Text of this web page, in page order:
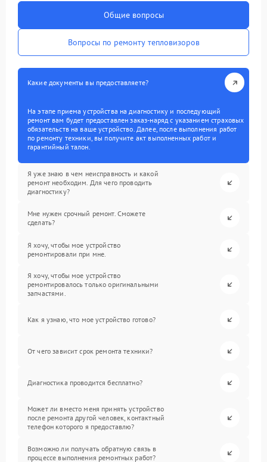
Общие вопросы
Вопросы по ремонту тепловизоров
Какие документы вы предоставляете?
На этапе приема устройства на диагностику и последующий
ремонт вам будет предоставлен заказ-наряд с указанием страховых
обязательств на ваше устройство. Далее, после выполнения работ
по ремонту техники, вы получите акт выполненных работ и
гарантийный талон.
Я уже знаю в чем неисправность и какой
ремонт необходим. Для чего проводить
диагностику?
Мне нужен срочный ремонт. Сможете
сделать?
Я хочу, чтобы мое устройство
ремонтировали при мне.
Я хочу, чтобы мое устройство
ремонтировалось только оригинальными
запчастями.
Как я узнаю, что мое устройство готово?
От чего зависит срок ремонта техники?
Диагностика проводится бесплатно?
Может ли вместо меня принять устройство
после ремонта другой человек, контактный
телефон которого я предоставлю?
Возможно ли получать обратную связь в
процессе выполнения ремонтных работ?